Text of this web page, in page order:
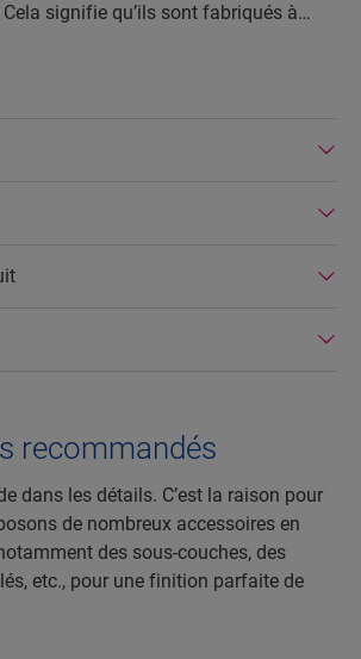
Cela signifie qu’ils sont fabriqués à
moins 80 % de bois issu de sources
Quick-Step ont une durée de vie
recommandés
dans les détails. C’est la raison pour
de nombreux accessoires en
des sous-couches, des
etc., pour une finition parfaite de